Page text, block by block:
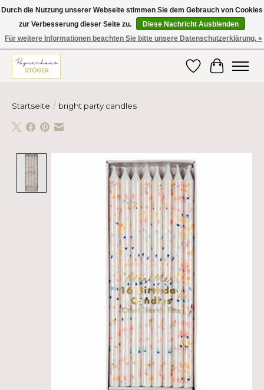
Hier finden Sie hochwertige Produkte im Bereich Schule, Büro, Papier,
Schreiben und vieles mehr! Erhalten Sie Ihre Bestellung bequem nach
Hause oder ins Büro geliefert!
Wunschzettel
Ihr
Startseite / bright party candles
Product image slideshow Items
Durch die Nutzung unserer Webseite stimmen Sie dem Gebrauch von Cookies
zur Verbesserung dieser Seite zu.
Diese Nachricht Ausblenden
Für weitere Informationen beachten Sie bitte unsere Datenschutzerklärung. »